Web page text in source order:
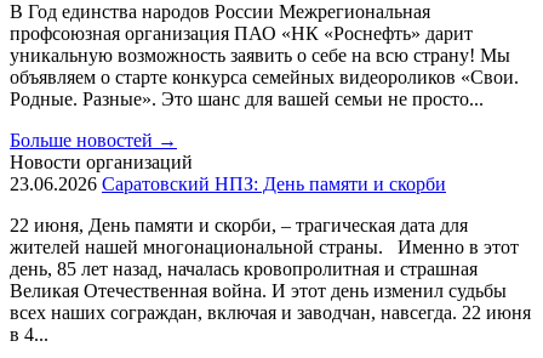
В Год единства народов России Межрегиональная
профсоюзная организация ПАО «НК «Роснефть» дарит
уникальную возможность заявить о себе на всю страну! Мы
объявляем о старте конкурса семейных видеороликов «Свои.
Родные. Разные». Это шанс для вашей семьи не просто...
Больше новостей →
Новости организаций
23.06.2026 Саратовский НПЗ: День памяти и скорби
22 июня, День памяти и скорби, – трагическая дата для
жителей нашей многонациональной страны. Именно в этот
день, 85 лет назад, началась кровопролитная и страшная
Великая Отечественная война. И этот день изменил судьбы
всех наших сограждан, включая и заводчан, навсегда. 22 июня
в 4...